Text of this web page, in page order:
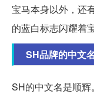
宝马本身以外，还
的蓝白标志闪耀着
SH品牌的中文
SH的中文名是顺